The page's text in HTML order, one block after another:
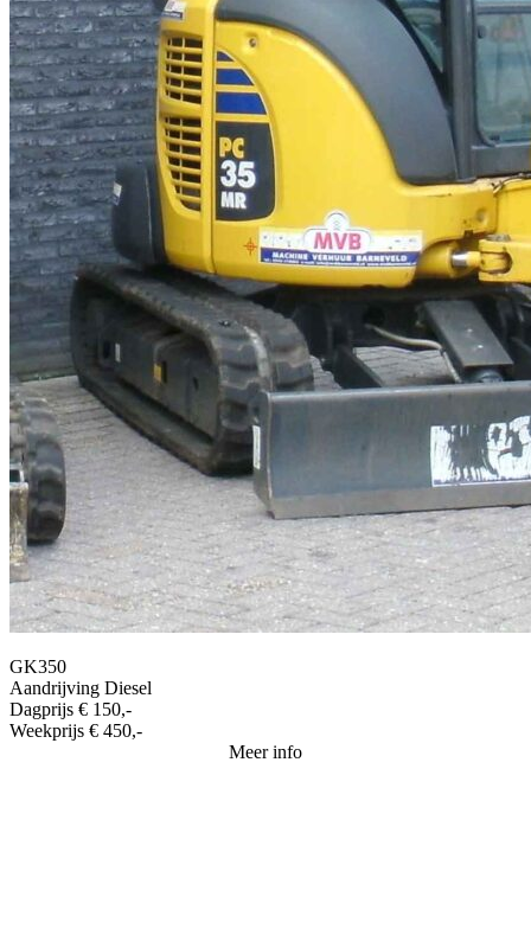
GK350
Aandrijving Diesel
Dagprijs € 150,-
Weekprijs € 450,-
Meer info